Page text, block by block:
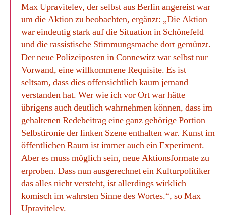
Max Upravitelev, der selbst aus Berlin angereist war
um die Aktion zu beobachten, ergänzt: „Die Aktion
war eindeutig stark auf die Situation in Schönefeld
und die rassistische Stimmungsmache dort gemünzt.
Der neue Polizeiposten in Connewitz war selbst nur
Vorwand, eine willkommene Requisite. Es ist
seltsam, dass dies offensichtlich kaum jemand
verstanden hat. Wer wie ich vor Ort war hätte
übrigens auch deutlich wahrnehmen können, dass im
gehaltenen Redebeitrag eine ganz gehörige Portion
Selbstironie der linken Szene enthalten war. Kunst im
öffentlichen Raum ist immer auch ein Experiment.
Aber es muss möglich sein, neue Aktionsformate zu
erproben. Dass nun ausgerechnet ein Kulturpolitiker
das alles nicht versteht, ist allerdings wirklich
komisch im wahrsten Sinne des Wortes.“, so Max
Upravitelev.